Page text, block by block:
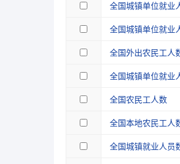
全国城镇单位就业
全国城镇单位就业
全国外出农民工人
全国城镇单位就业
全国农民工人数
全国本地农民工人
全国城镇就业人员